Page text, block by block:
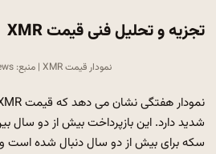
تجزیه و تحلیل فنی قیمت XMR
نمودار قیمت XMR | منبع: crypto.news
شدید دارد. این بازپرداخت بیش از دو سال